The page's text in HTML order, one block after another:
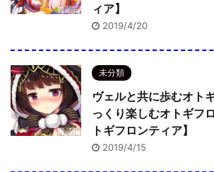
ィア】
2019/4/20
未分類
ヴェルと共に歩むオ
っくり楽しむオトギフ
トギフロンティア】
2019/4/15